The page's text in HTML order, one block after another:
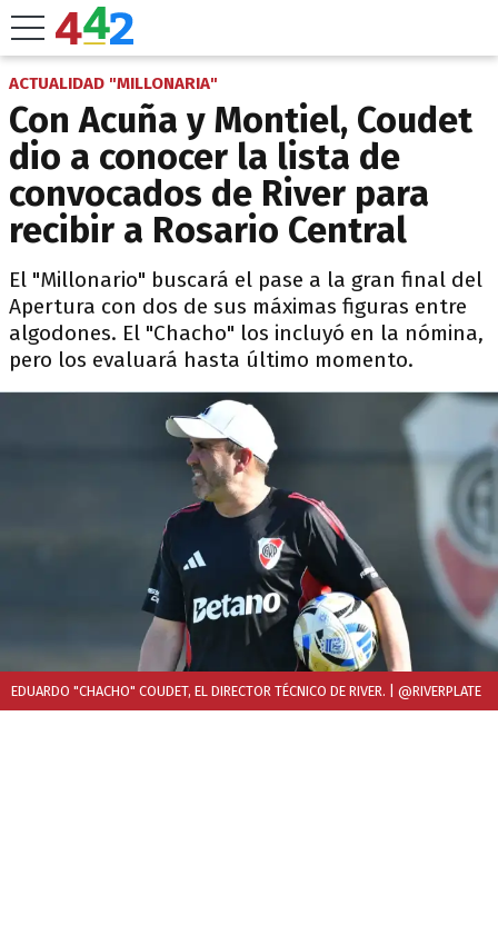
ACTUALIDAD "MILLONARIA"
Con Acuña y Montiel, Coudet
dio a conocer la lista de
convocados de River para
recibir a Rosario Central
El "Millonario" buscará el pase a la gran final del
Apertura con dos de sus máximas figuras entre
algodones. El "Chacho" los incluyó en la nómina,
pero los evaluará hasta último momento.
EDUARDO "CHACHO" COUDET, EL DIRECTOR TÉCNICO DE RIVER. | @RIVERPLATE